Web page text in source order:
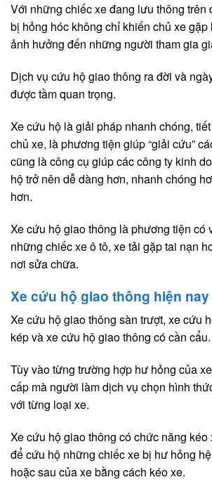
Với những chiếc xe đang lưu thông trên
bị hỏng hóc không chỉ khiến chủ xe gặp
ảnh hưởng đến những người tham gia
Dịch vụ cứu hộ giao thông ra đời và
được tầm quan trọng.
Xe cứu hộ là giải pháp nhanh chóng,
chủ xe, là phương tiện giúp “giải cứu”
cũng là công cụ giúp các công ty kinh
hộ trở nên dễ dàng hơn, nhanh chóng
hơn.
Xe cứu hộ giao thông là phương tiện có
những chiếc xe ô tô, xe tải gặp tai nạn
nơi sửa chữa.
Xe cứu hộ giao thông hiện
Xe cứu hộ giao thông sàn trượt, xe cứu
kép và xe cứu hộ giao thông có cần cẩu.
Tùy vào từng trường hợp hư hỏng của
cấp mà người làm dịch vụ chọn hình
với từng loại xe.
Xe cứu hộ giao thông có chức năng
để cứu hộ những chiếc xe bị hư hỏng
hoặc sau của xe bằng cách kéo xe.